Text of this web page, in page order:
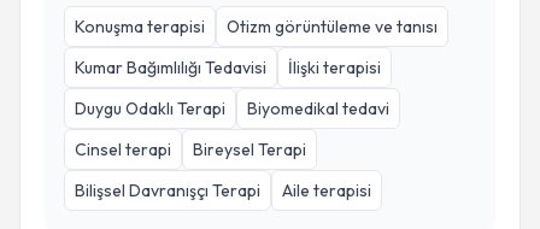
Konuşma terapisi
Otizm görüntüleme ve tanısı
Kumar Bağımlılığı Tedavisi
İlişki terapisi
Duygu Odaklı Terapi
Biyomedikal tedavi
Cinsel terapi
Bireysel Terapi
Bilişsel Davranışçı Terapi
Aile terapisi